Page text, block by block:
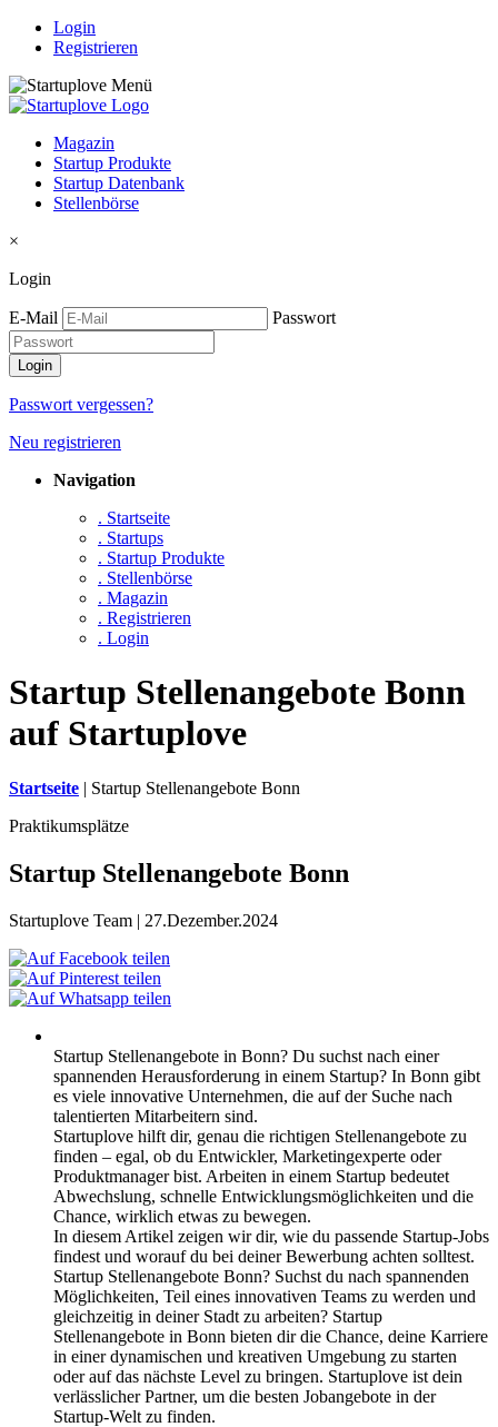
Login
Registrieren
Magazin
Startup Produkte
Startup Datenbank
Stellenbörse
×
Login
E-Mail Passwort
Passwort vergessen?
Neu registrieren
Navigation
. Startseite
. Startups
. Startup Produkte
. Stellenbörse
. Magazin
. Registrieren
. Login
Startup Stellenangebote Bonn
auf Startuplove
Startseite | Startup Stellenangebote Bonn
Praktikumsplätze
Startup Stellenangebote Bonn
Startuplove Team | 27.Dezember.2024
Startup Stellenangebote in Bonn? Du suchst nach einer
spannenden Herausforderung in einem Startup? In Bonn gibt
es viele innovative Unternehmen, die auf der Suche nach
talentierten Mitarbeitern sind.
Startuplove hilft dir, genau die richtigen Stellenangebote zu
finden – egal, ob du Entwickler, Marketingexperte oder
Produktmanager bist. Arbeiten in einem Startup bedeutet
Abwechslung, schnelle Entwicklungsmöglichkeiten und die
Chance, wirklich etwas zu bewegen.
In diesem Artikel zeigen wir dir, wie du passende Startup-Jobs
findest und worauf du bei deiner Bewerbung achten solltest.
Startup Stellenangebote Bonn? Suchst du nach spannenden
Möglichkeiten, Teil eines innovativen Teams zu werden und
gleichzeitig in deiner Stadt zu arbeiten? Startup
Stellenangebote in Bonn bieten dir die Chance, deine Karriere
in einer dynamischen und kreativen Umgebung zu starten
oder auf das nächste Level zu bringen. Startuplove ist dein
verlässlicher Partner, um die besten Jobangebote in der
Startup-Welt zu finden.